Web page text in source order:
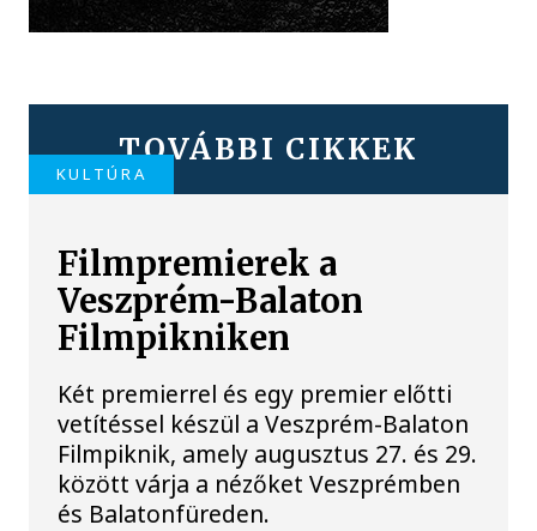
TOVÁBBI CIKKEK
KULTÚRA
Filmpremierek a
Veszprém-Balaton
Filmpikniken
Két premierrel és egy premier előtti
vetítéssel készül a Veszprém-Balaton
Filmpiknik, amely augusztus 27. és 29.
között várja a nézőket Veszprémben
és Balatonfüreden.